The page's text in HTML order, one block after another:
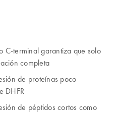
C-terminal garantiza que solo
completa
de proteínas poco
DHFR
de péptidos cortos como